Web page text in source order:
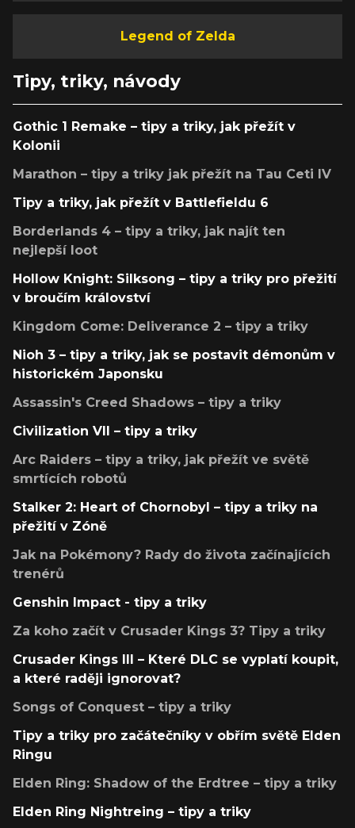
Legend of Zelda
Tipy, triky, návody
Gothic 1 Remake – tipy a triky, jak přežít v
Kolonii
Marathon – tipy a triky jak přežít na Tau Ceti IV
Tipy a triky, jak přežít v Battlefieldu 6
Borderlands 4 – tipy a triky, jak najít ten
nejlepší loot
Hollow Knight: Silksong – tipy a triky pro přežití
v broučím království
Kingdom Come: Deliverance 2 – tipy a triky
Nioh 3 – tipy a triky, jak se postavit démonům v
historickém Japonsku
Assassin's Creed Shadows – tipy a triky
Civilization VII – tipy a triky
Arc Raiders – tipy a triky, jak přežít ve světě
smrtících robotů
Stalker 2: Heart of Chornobyl – tipy a triky na
přežití v Zóně
Jak na Pokémony? Rady do života začínajících
trenérů
Genshin Impact - tipy a triky
Za koho začít v Crusader Kings 3? Tipy a triky
Crusader Kings III – Které DLC se vyplatí koupit,
a které raději ignorovat?
Songs of Conquest – tipy a triky
Tipy a triky pro začátečníky v obřím světě Elden
Ringu
Elden Ring: Shadow of the Erdtree – tipy a triky
Elden Ring Nightreing – tipy a triky